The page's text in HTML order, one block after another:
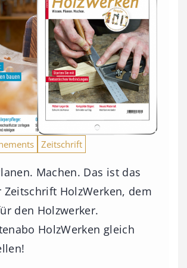
Zeitschrift
Machen. Das ist das
HolzWerken, dem
den Holzwerker.
HolzWerken gleich